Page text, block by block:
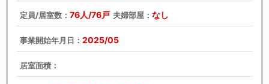
定員/居室数： 76人/76戸 夫婦部屋： なし
事業開始年月日： 2025/05
居室面積：